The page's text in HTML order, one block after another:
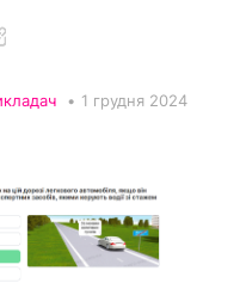
• 1 грудня 2024